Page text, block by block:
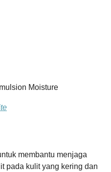
Moisture
membantu menjaga
pada kulit yang kering dan